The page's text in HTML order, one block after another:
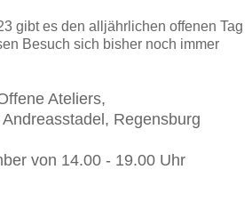
gibt es den alljährlichen offenen Tag
Besuch sich bisher noch immer
Ateliers,
Regensburg
von 14.00 - 19.00 Uhr